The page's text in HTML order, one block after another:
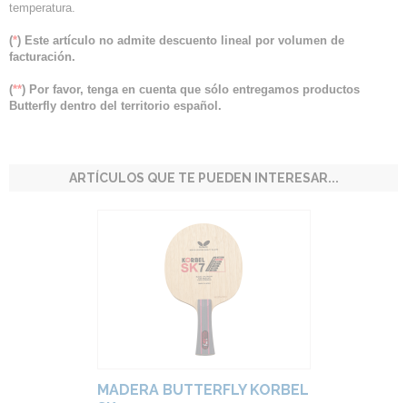
temperatura.
(*) Este artículo no admite descuento lineal por volumen de
facturación.
(**) Por favor, tenga en cuenta que sólo entregamos productos
Butterfly dentro del territorio español.
ARTÍCULOS QUE TE PUEDEN INTERESAR...
MADERA BUTTERFLY KORBEL